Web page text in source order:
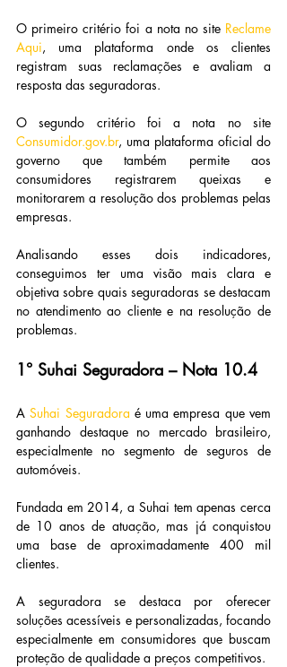
O primeiro critério foi a nota no site Reclame
Aqui, uma plataforma onde os clientes
registram suas reclamações e avaliam a
resposta das seguradoras.
Consumidor.gov.br, uma plataforma oficial do
governo que também permite aos
consumidores registrarem queixas e
monitorarem a resolução dos problemas pelas
empresas.
Analisando esses dois indicadores,
conseguimos ter uma visão mais clara e
objetiva sobre quais seguradoras se destacam
no atendimento ao cliente e na resolução de
problemas.
1° Suhai Seguradora – Nota 10.4
A Suhai Seguradora é uma empresa que vem
ganhando destaque no mercado brasileiro,
especialmente no segmento de seguros de
automóveis.
Fundada em 2014, a Suhai tem apenas cerca
de 10 anos de atuação, mas já conquistou
uma base de aproximadamente 400 mil
clientes.
A seguradora se destaca por oferecer
soluções acessíveis e personalizadas, focando
especialmente em consumidores que buscam
proteção de qualidade a preços competitivos.